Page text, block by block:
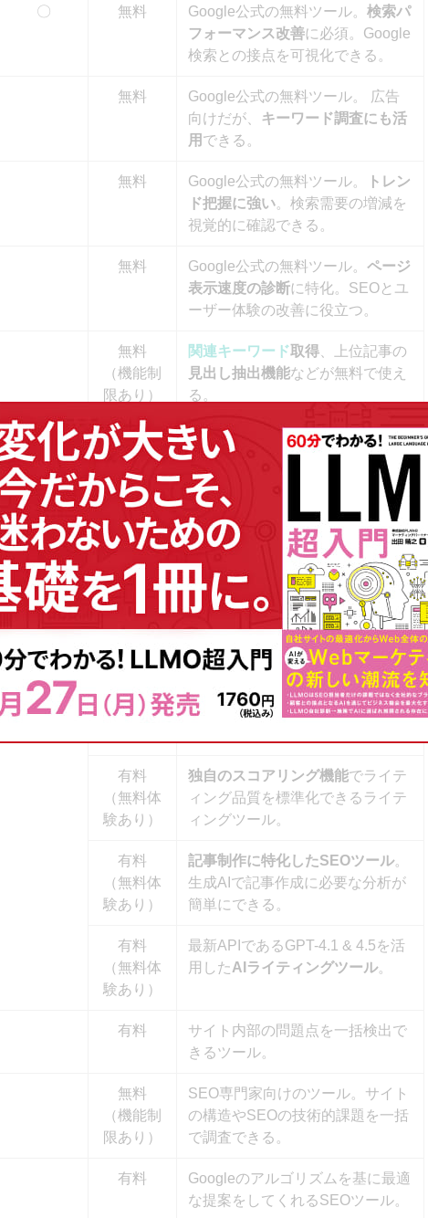
〇 無料 Google公式の無料ツール。 検索パ
フォーマンス改善に必須。Google
検索との接点を可視化できる。
無料
Google公式の無料ツール。 広告
向けだが、 キーワード調査にも活
用 できる。
無料 Google公式の無料ツール。
トレン
ド把握に強い。検索需要の増減を
視覚的に確認できる。
無料 Google公式の無料ツール。 ページ
表示速度の診断に特化。SEOとユ
ーザー体験の改善に役立つ。
無料
（機能制
限あり）
関連キーワード取得 、上位記事の
見出し抽出機能などが無料で使え
る。
※いずれ
か一つの
導入がお
すすめ
有料
（無料体
験あり）
戦略設計からコンテンツ作成まで
できる総合的なSEOツール。初級
者でも使いやすいUIが特徴。
有料
（無料体
験あり）
高機能な分析機能が魅力のSEOツ
ール。中級者以上向け。
（無料体
験あり）
キーワード調査から内部施策・コ
ンテンツ課題分析を自動化できる
SEOツール。
有料
（無料体
キーワード調査からコンテンツ作
成やSEO対策が可能な総合SEOツ
有料
（無料体
験あり）
独自のスコアリング機能でライテ
ィング品質を標準化できるライテ
ィングツール。
有料
（無料体
験あり）
記事制作に特化したSEOツール。
生成AIで記事作成に必要な分析が
簡単にできる。
有料
（無料体
験あり）
最新APIであるGPT-4.1 & 4.5を活
用したAIライティングツール。
有料
サイト内部の問題点を一括検出で
きるツール。
無料
（機能制
限あり）
SEO専門家向けのツール。サイト
の構造やSEOの技術的課題を一括
で調査できる。
有料
Googleのアルゴリズムを基に最適
な提案をしてくれるSEOツール。